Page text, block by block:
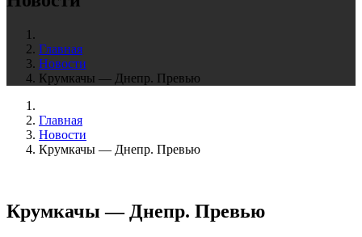
Главная
Новости
Крумкачы — Днепр. Превью
Главная
Новости
Крумкачы — Днепр. Превью
Крумкачы — Днепр. Превью